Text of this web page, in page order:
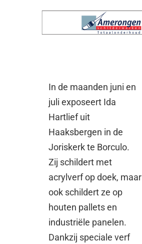
In de maanden juni en
juli exposeert Ida
Hartlief uit
Haaksbergen in de
Joriskerk te Borculo.
Zij schildert met
acrylverf op doek, maar
ook schildert ze op
houten pallets en
industriële panelen.
Dankzij speciale verf